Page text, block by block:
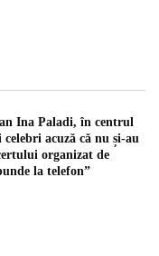
Ina Paladi, în centrul
acuză că nu și-au
organizat de
la telefon”